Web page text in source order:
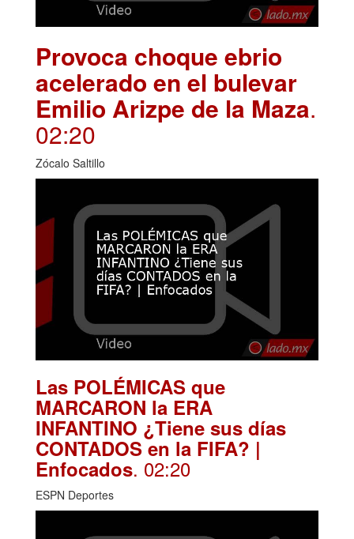
Provoca choque ebrio
acelerado en el bulevar
Emilio Arizpe de la Maza.
02:20
Zócalo Saltillo
Las POLÉMICAS que
MARCARON la ERA
INFANTINO ¿Tiene sus días
CONTADOS en la FIFA? |
Enfocados. 02:20
ESPN Deportes